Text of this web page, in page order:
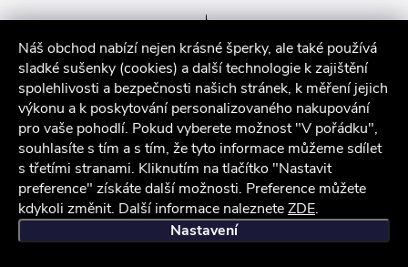
Náš obchod nabízí nejen krásné šperky, ale také používá
sladké sušenky (cookies) a další technologie k zajištění
spolehlivosti a bezpečnosti našich stránek, k měření jejich
výkonu a k poskytování personalizovaného nakupování
pro vaše pohodlí. Pokud vyberete možnost "V pořádku",
souhlasíte s tím a s tím, že tyto informace můžeme sdílet
s třetími stranami. Kliknutím na tlačítko "Nastavit
preference" získáte další možnosti. Preference můžete
kdykoli změnit. Další informace nalezneteZDE.
Nastavení
iocel.cz Obchodní podmínky Ochrana osobních údajů